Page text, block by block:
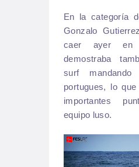
En la categoría
Gonzalo
caer ayer en
demostraba
surf
portugues, lo
importantes
equipo luso.